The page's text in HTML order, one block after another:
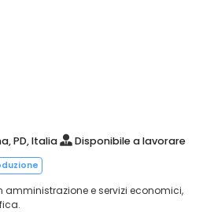
PD, Italia Disponibile a lavorare
e servizi economici,